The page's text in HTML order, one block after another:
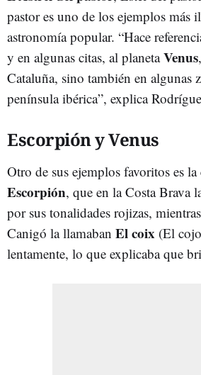
pastor es uno de los ejemplos más
astronomía popular. “Hace
y en algunas citas, al planetaVenus
Cataluña, sino también en algunas
península ibérica”, explica
Escorpión y Venus
Otro de sus ejemplos favoritos es
Escorpión, que en la Costa Brava
por sus tonalidades rojizas,
Canigó la llamaban El coix (El
lentamente, lo que explicaba que